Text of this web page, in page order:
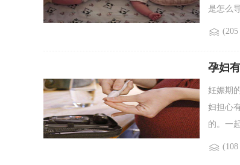
是怎么
孕妇
妊娠期
妇担心
的。一